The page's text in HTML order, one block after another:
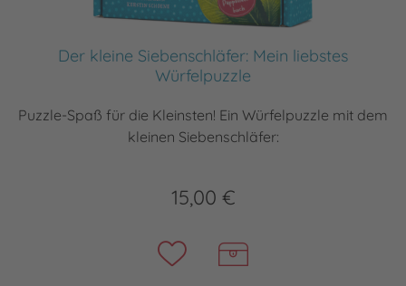
Der kleine Siebenschläfer: Mein liebstes
Würfelpuzzle
Puzzle-Spaß für die Kleinsten! Ein Würfelpuzzle mit dem
kleinen Siebenschläfer:
15,00 €